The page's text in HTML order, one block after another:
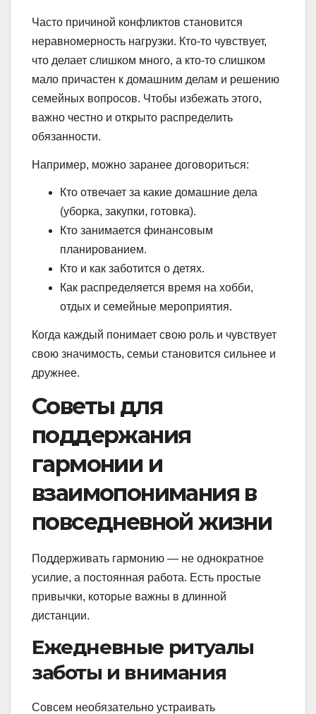
Часто причиной конфликтов становится
неравномерность нагрузки. Кто-то чувствует,
что делает слишком много, а кто-то слишком
мало причастен к домашним делам и решению
семейных вопросов. Чтобы избежать этого,
важно честно и открыто распределить
обязанности.
Например, можно заранее договориться:
Кто отвечает за какие домашние дела
(уборка, закупки, готовка).
Кто занимается финансовым
планированием.
Кто и как заботится о детях.
Как распределяется время на хобби,
отдых и семейные мероприятия.
Когда каждый понимает свою роль и чувствует
свою значимость, семьи становится сильнее и
дружнее.
Советы для
поддержания
гармонии и
взаимопонимания в
повседневной жизни
Поддерживать гармонию — не однократное
усилие, а постоянная работа. Есть простые
привычки, которые важны в длинной
дистанции.
Ежедневные ритуалы
заботы и внимания
Совсем необязательно устраивать